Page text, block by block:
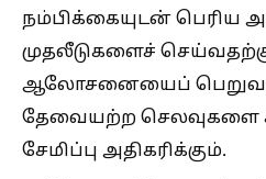
நம்பிக்கையுடன் பெரிய
முதலீடுகளைச்
ஆலோசனையைப்
தேவையற்ற செலவுகளை
சேமிப்பு அதிகரிக்கும்.